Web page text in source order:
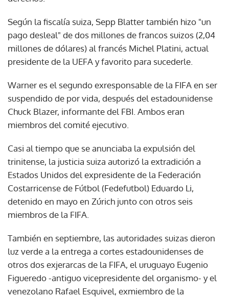
Según la fiscalía suiza, Sepp Blatter también hizo "un
pago desleal" de dos millones de francos suizos (2,04
millones de dólares) al francés Michel Platini, actual
presidente de la UEFA y favorito para sucederle.
Warner es el segundo exresponsable de la FIFA en ser
suspendido de por vida, después del estadounidense
Chuck Blazer, informante del FBI. Ambos eran
miembros del comité ejecutivo.
Casi al tiempo que se anunciaba la expulsión del
trinitense, la justicia suiza autorizó la extradición a
Estados Unidos del expresidente de la Federación
Costarricense de Fútbol (Fedefutbol) Eduardo Li,
detenido en mayo en Zúrich junto con otros seis
miembros de la FIFA.
También en septiembre, las autoridades suizas dieron
luz verde a la entrega a cortes estadounidenses de
otros dos exjerarcas de la FIFA, el uruguayo Eugenio
Figueredo -antiguo vicepresidente del organismo- y el
venezolano Rafael Esquivel, exmiembro de la